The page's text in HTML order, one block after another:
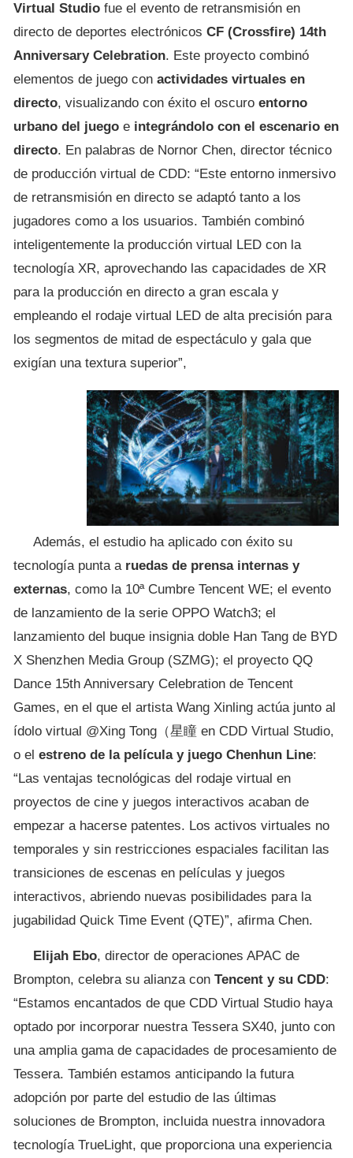
Virtual Studio fue el evento de retransmisión en
directo de deportes electrónicos CF (Crossfire) 14th
Anniversary Celebration. Este proyecto combinó
elementos de juego con actividades virtuales en
directo, visualizando con éxito el oscuro entorno
urbano del juego e integrándolo con el escenario en
directo. En palabras de Nornor Chen, director técnico
de producción virtual de CDD: “Este entorno inmersivo
de retransmisión en directo se adaptó tanto a los
jugadores como a los usuarios. También combinó
inteligentemente la producción virtual LED con la
tecnología XR, aprovechando las capacidades de XR
para la producción en directo a gran escala y
empleando el rodaje virtual LED de alta precisión para
los segmentos de mitad de espectáculo y gala que
exigían una textura superior”,
Además, el estudio ha aplicado con éxito su
tecnología punta a ruedas de prensa internas y
externas, como la 10ª Cumbre Tencent WE; el evento
de lanzamiento de la serie OPPO Watch3; el
lanzamiento del buque insignia doble Han Tang de BYD
X Shenzhen Media Group (SZMG); el proyecto QQ
Dance 15th Anniversary Celebration de Tencent
Games, en el que el artista Wang Xinling actúa junto al
ídolo virtual @Xing Tong（星瞳 en CDD Virtual Studio,
o el estreno de la película y juego Chenhun Line:
“Las ventajas tecnológicas del rodaje virtual en
proyectos de cine y juegos interactivos acaban de
empezar a hacerse patentes. Los activos virtuales no
temporales y sin restricciones espaciales facilitan las
transiciones de escenas en películas y juegos
interactivos, abriendo nuevas posibilidades para la
jugabilidad Quick Time Event (QTE)”, afirma Chen.
Elijah Ebo, director de operaciones APAC de
Brompton, celebra su alianza con Tencent y su CDD:
“Estamos encantados de que CDD Virtual Studio haya
optado por incorporar nuestra Tessera SX40, junto con
una amplia gama de capacidades de procesamiento de
Tessera. También estamos anticipando la futura
adopción por parte del estudio de las últimas
soluciones de Brompton, incluida nuestra innovadora
tecnología TrueLight, que proporciona una experiencia